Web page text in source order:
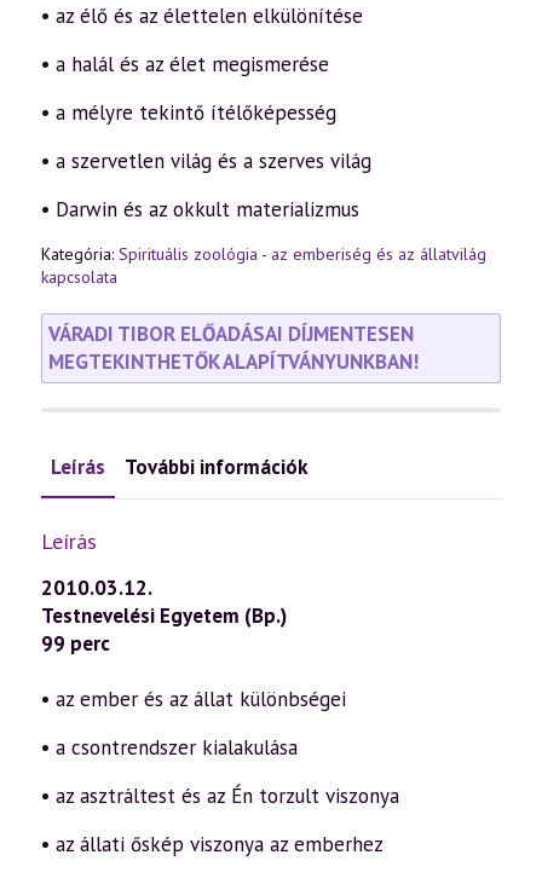
• az élő és az élettelen elkülönítése
• a halál és az élet megismerése
• a mélyre tekintő ítélőképesség
• a szervetlen világ és a szerves világ
• Darwin és az okkult materializmus
Kategória: Spirituális zoológia - az emberiség és az állatvilág
kapcsolata
VÁRADI TIBOR ELŐADÁSAI DÍJMENTESEN
MEGTEKINTHETŐK ALAPÍTVÁNYUNKBAN!
Leírás További információk
Leírás
2010.03.12.
Testnevelési Egyetem (Bp.)
99 perc
• az ember és az állat különbségei
• a csontrendszer kialakulása
• az asztráltest és az Én torzult viszonya
• az állati őskép viszonya az emberhez